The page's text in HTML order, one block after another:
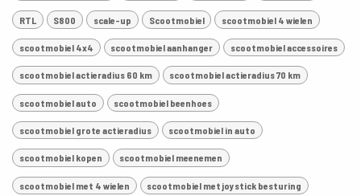
RTL S800 scale-up Scootmobiel scootmobiel 4 wielen
scootmobiel 4x4 scootmobiel aanhanger scootmobiel accessoires
scootmobiel actieradius 60 km scootmobiel actieradius 70 km
scootmobiel auto scootmobiel beenhoes
scootmobiel grote actieradius scootmobiel in auto
scootmobiel kopen scootmobiel meenemen
scootmobiel met 4 wielen scootmobiel met joystick besturing